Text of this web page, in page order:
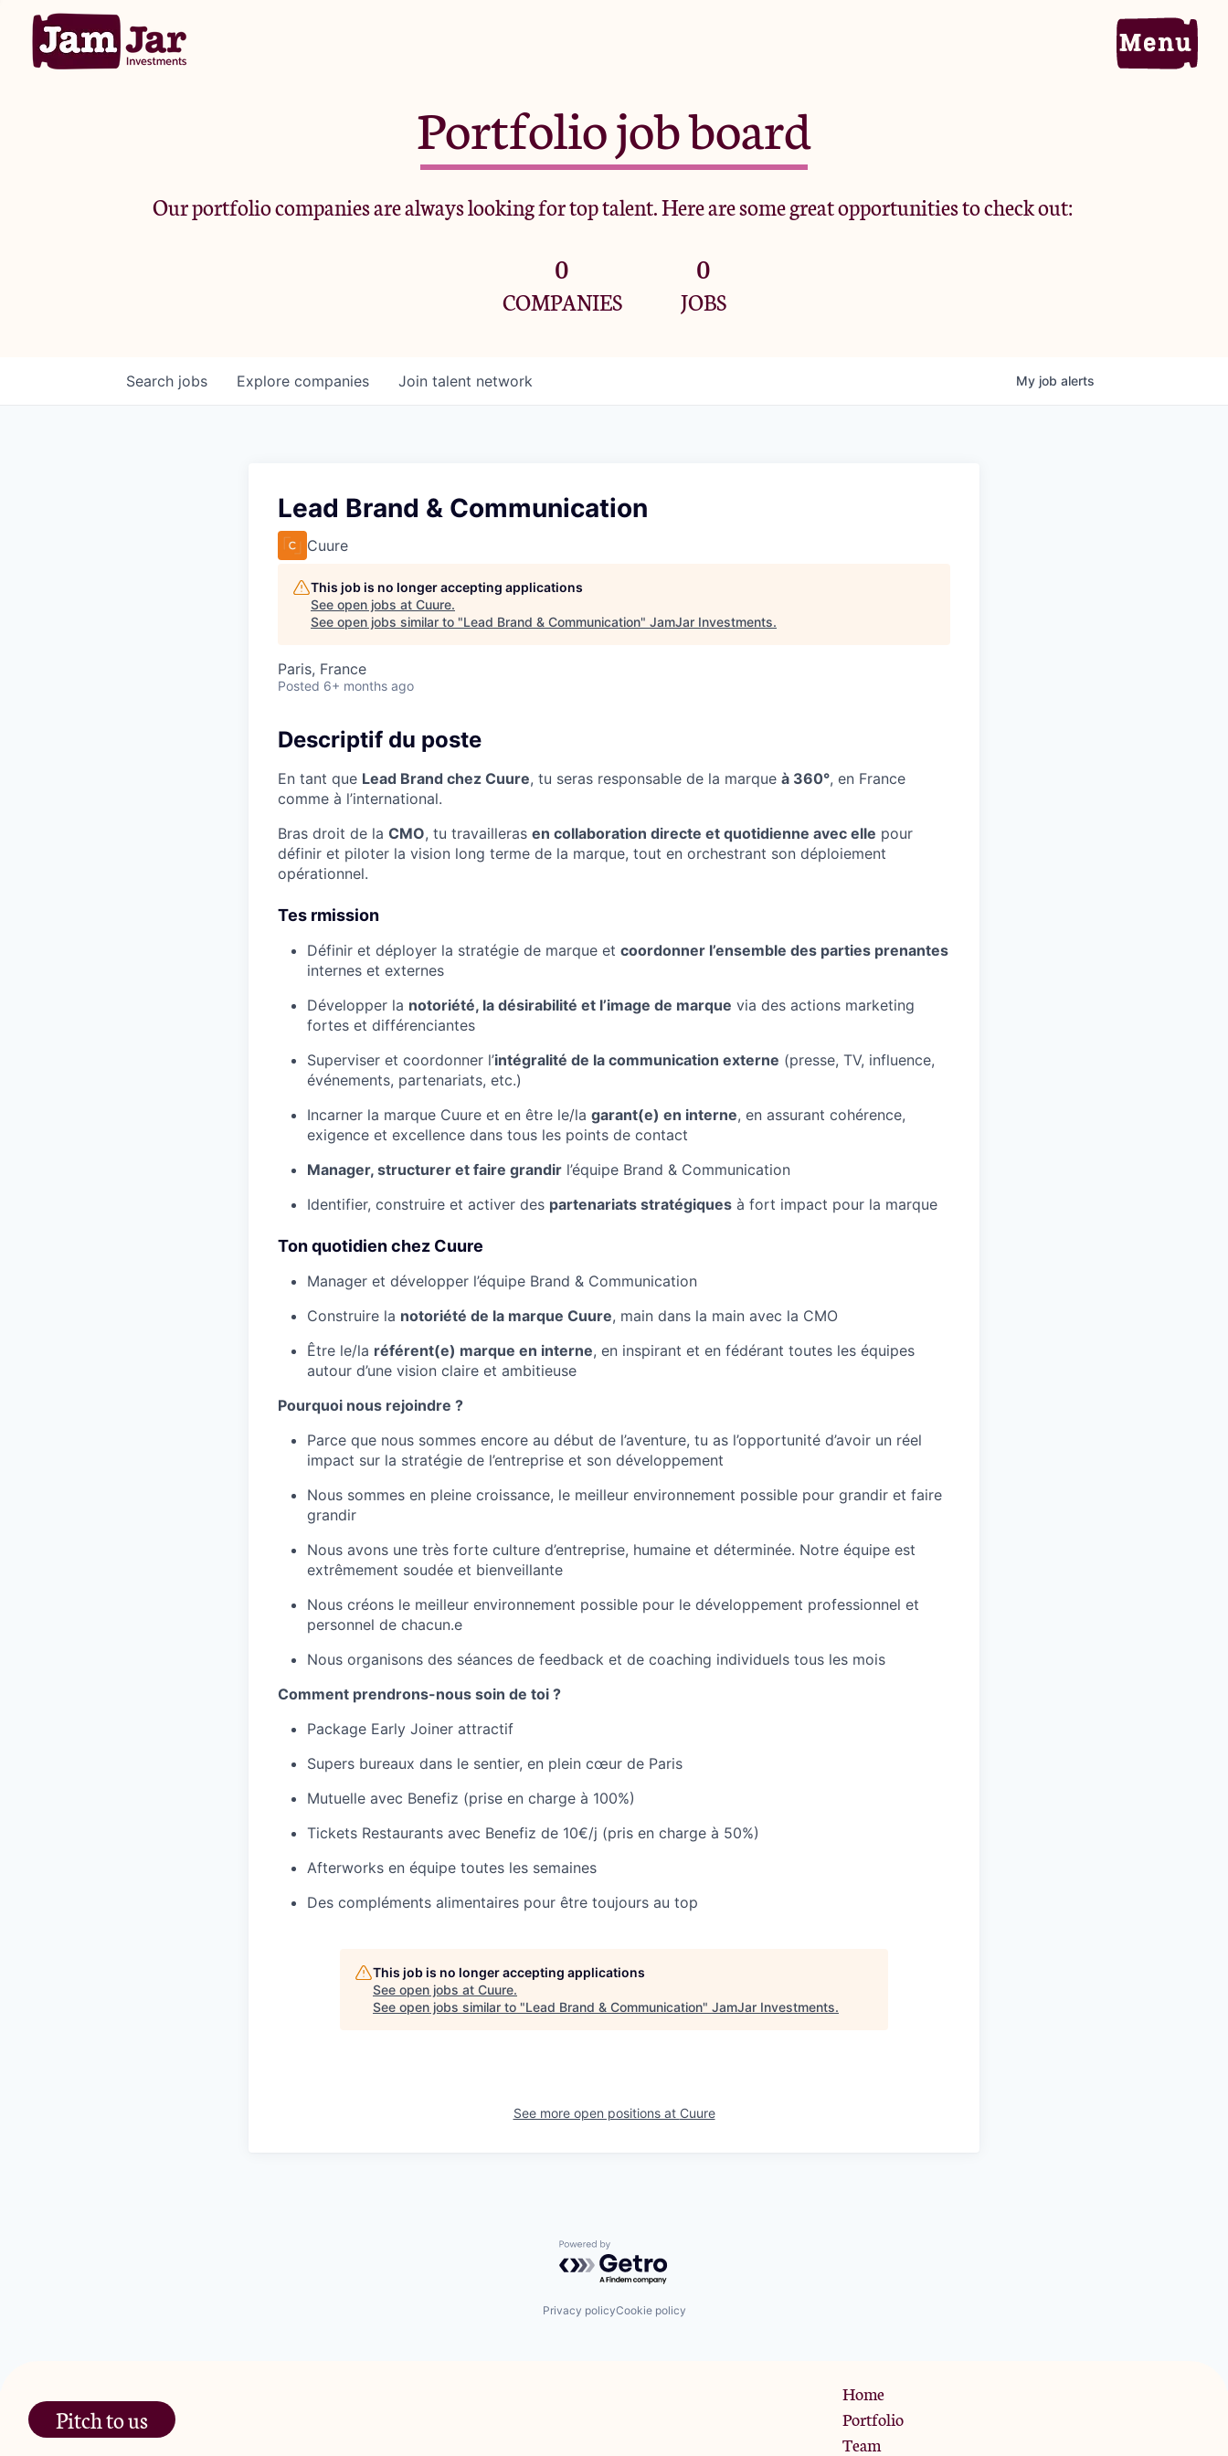
Portfolio
Criteria
Portfolio job board
Our portfolio companies are always looking for top talent. Here are some great opportunities to check out:
0
COMPANIES
0
JOBS
Search jobs Explore companies Join talent network My job alerts
Lead Brand & Communication
Cuure
This job is no longer accepting applications
See open jobs at Cuure.
See open jobs similar to "Lead Brand & Communication" JamJar Investments.
Paris, France
Posted 6+ months ago
Descriptif du poste
En tant que Lead Brand chez Cuure, tu seras responsable de la marque à 360°, en France
comme à l’international.
Bras droit de la CMO, tu travailleras en collaboration directe et quotidienne avec elle pour
définir et piloter la vision long terme de la marque, tout en orchestrant son déploiement
opérationnel.
Tes rmission
Définir et déployer la stratégie de marque et coordonner l’ensemble des parties prenantes
internes et externes
Développer la notoriété, la désirabilité et l’image de marque via des actions marketing
fortes et différenciantes
Superviser et coordonner l’intégralité de la communication externe (presse, TV, influence,
événements, partenariats, etc.)
Incarner la marque Cuure et en être le/la garant(e) en interne, en assurant cohérence,
exigence et excellence dans tous les points de contact
Manager, structurer et faire grandir l’équipe Brand & Communication
Identifier, construire et activer des partenariats stratégiques à fort impact pour la marque
Ton quotidien chez Cuure
Manager et développer l’équipe Brand & Communication
Construire la notoriété de la marque Cuure, main dans la main avec la CMO
Être le/la référent(e) marque en interne, en inspirant et en fédérant toutes les équipes
autour d’une vision claire et ambitieuse
Pourquoi nous rejoindre ?
Parce que nous sommes encore au début de l’aventure, tu as l’opportunité d’avoir un réel
impact sur la stratégie de l’entreprise et son développement
Nous sommes en pleine croissance, le meilleur environnement possible pour grandir et faire
grandir
Nous avons une très forte culture d’entreprise, humaine et déterminée. Notre équipe est
extrêmement soudée et bienveillante
Nous créons le meilleur environnement possible pour le développement professionnel et
personnel de chacun.e
Nous organisons des séances de feedback et de coaching individuels tous les mois
Comment prendrons-nous soin de toi ?
Package Early Joiner attractif
Supers bureaux dans le sentier, en plein cœur de Paris
Mutuelle avec Benefiz (prise en charge à 100%)
Tickets Restaurants avec Benefiz de 10€/j (pris en charge à 50%)
Afterworks en équipe toutes les semaines
Des compléments alimentaires pour être toujours au top
This job is no longer accepting applications
See open jobs at Cuure.
See open jobs similar to "Lead Brand & Communication" JamJar Investments.
See more open positions at Cuure
Powered by Getro.com
Privacy policyCookie policy
Pitch to us
Home
Portfolio
Team